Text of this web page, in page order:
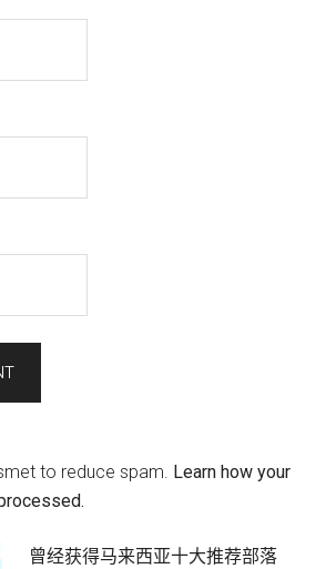
to reduce spam. Learn how your
曾经获得马来西亚十大推荐部落